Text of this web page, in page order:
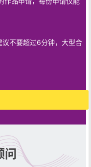
不要超过6分钟，大型合
问